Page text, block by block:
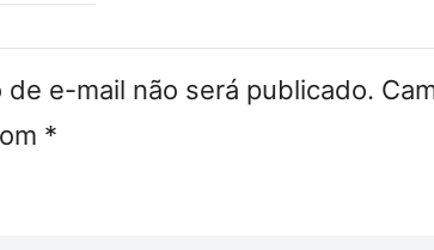
e-mail não será publicado.
*